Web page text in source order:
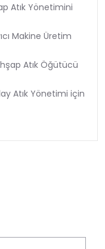
Atık Yönetimini
Makine Üretim
Atık Öğütücü
Atık Yönetimi için